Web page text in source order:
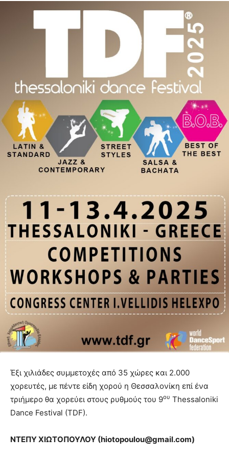
Έξι χιλιάδες συμμετοχές από 35 χώρες και 2.000
χορευτές, με πέντε είδη χορού η Θεσσαλονίκη επί ένα
τριήμερο θα χορεύει στους ρυθμούς του 9ου Thessaloniki
Dance Festival (TDF).
ΝΤΕΠΥ ΧΙΩΤΟΠΟΥΛΟΥ (hiotopoulou@gmail.com)